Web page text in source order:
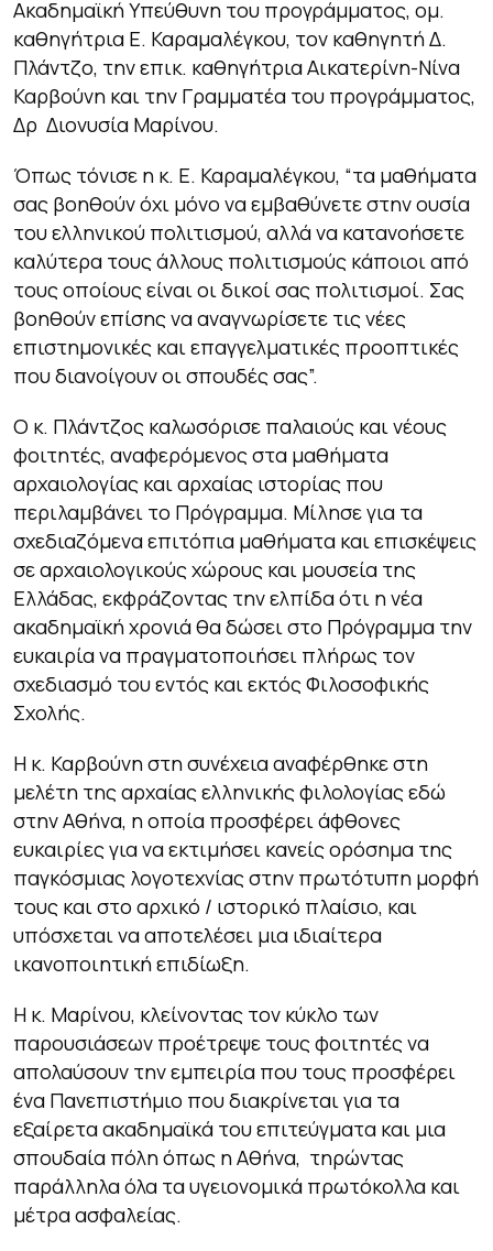
Ακαδημαϊκή Υπεύθυνη του προγράμματος, ομ.
καθηγήτρια Ε. Καραμαλέγκου, τον καθηγητή Δ.
Πλάντζο, την επικ. καθηγήτρια Αικατερίνη-Νίνα
Καρβούνη και την Γραμματέα του προγράμματος,
Δρ Διονυσία Μαρίνου.
Όπως τόνισε η κ. Ε. Καραμαλέγκου, “τα μαθήματα
σας βοηθούν όχι μόνο να εμβαθύνετε στην ουσία
του ελληνικού πολιτισμού, αλλά να κατανοήσετε
καλύτερα τους άλλους πολιτισμούς κάποιοι από
τους οποίους είναι οι δικοί σας πολιτισμοί. Σας
βοηθούν επίσης να αναγνωρίσετε τις νέες
επιστημονικές και επαγγελματικές προοπτικές
που διανοίγουν οι σπουδές σας”.
O κ. Πλάντζος καλωσόρισε παλαιούς και νέους
φοιτητές, αναφερόμενος στα μαθήματα
αρχαιολογίας και αρχαίας ιστορίας που
περιλαμβάνει το Πρόγραμμα. Μίλησε για τα
σχεδιαζόμενα επιτόπια μαθήματα και επισκέψεις
σε αρχαιολογικούς χώρους και μουσεία της
Ελλάδας, εκφράζοντας την ελπίδα ότι η νέα
ακαδημαϊκή χρονιά θα δώσει στο Πρόγραμμα την
ευκαιρία να πραγματοποιήσει πλήρως τον
σχεδιασμό του εντός και εκτός Φιλοσοφικής
Σχολής.
Η κ. Καρβούνη στη συνέχεια αναφέρθηκε στη
μελέτη της αρχαίας ελληνικής φιλολογίας εδώ
στην Αθήνα, η οποία προσφέρει άφθονες
ευκαιρίες για να εκτιμήσει κανείς ορόσημα της
παγκόσμιας λογοτεχνίας στην πρωτότυπη μορφή
τους και στο αρχικό / ιστορικό πλαίσιο, και
υπόσχεται να αποτελέσει μια ιδιαίτερα
ικανοποιητική επιδίωξη.
Η κ. Μαρίνου, κλείνοντας τον κύκλο των
παρουσιάσεων προέτρεψε τους φοιτητές να
απολαύσουν την εμπειρία που τους προσφέρει
ένα Πανεπιστήμιο που διακρίνεται για τα
εξαίρετα ακαδημαϊκά του επιτεύγματα και μια
σπουδαία πόλη όπως η Αθήνα, τηρώντας
παράλληλα όλα τα υγειονομικά πρωτόκολλα και
μέτρα ασφαλείας.